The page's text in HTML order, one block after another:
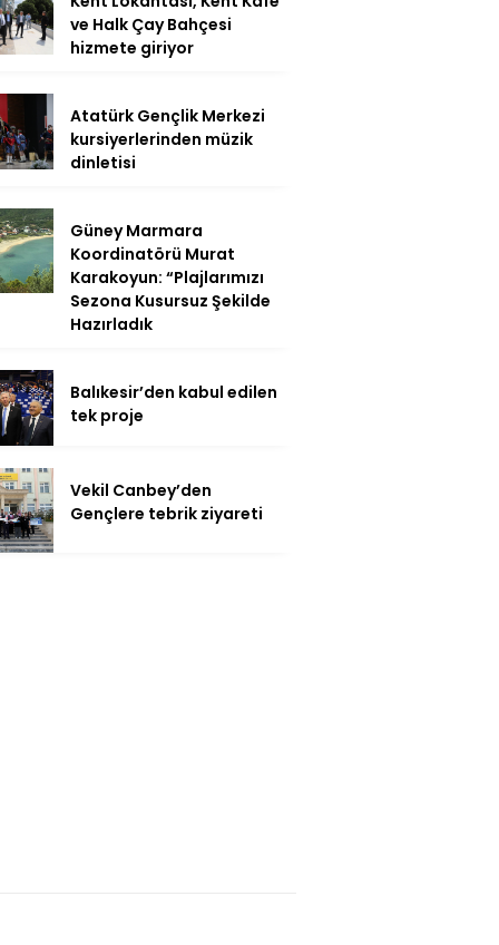
ve Halk Çay Bahçesi
hizmete giriyor
Atatürk Gençlik Merkezi
kursiyerlerinden müzik
dinletisi
Güney Marmara
Koordinatörü Murat
Karakoyun: “Plajlarımızı
Sezona Kusursuz Şekilde
Hazırladık
Balıkesir’den kabul edilen
tek proje
Vekil Canbey’den
Gençlere tebrik ziyareti